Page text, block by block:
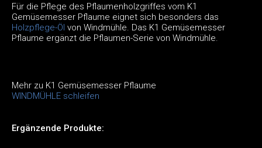
Für die Pflege des Pflaumenholzgriffes vom K1
Gemüsemesser Pflaume eignet sich besonders das
Holzpflege-Öl von Windmühle. Das K1 Gemüsemesser
Pflaume ergänzt die Pflaumen-Serie von Windmühle.
Mehr zu K1 Gemüsemesser Pflaume
WINDMÜHLE schleifen
Ergänzende Produkte: